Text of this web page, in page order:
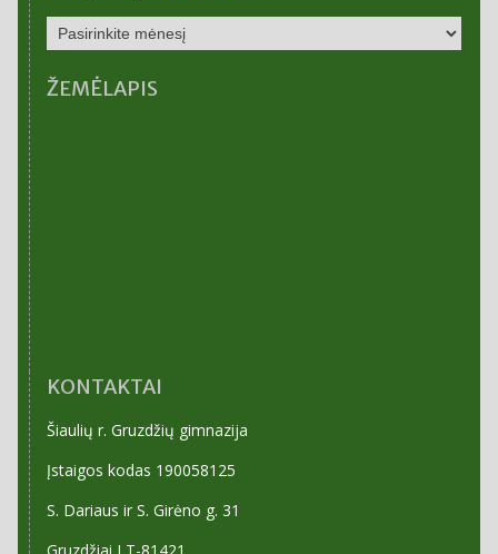
NAUJIENŲ
ARCHYVAS
ŽEMĖLAPIS
KONTAKTAI
Šiaulių r. Gruzdžių gimnazija
Įstaigos kodas 190058125
S. Dariaus ir S. Girėno g. 31